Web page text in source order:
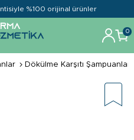
%100 orijinal ürünler
0
Dökülme Karşıtı Şampuanlar